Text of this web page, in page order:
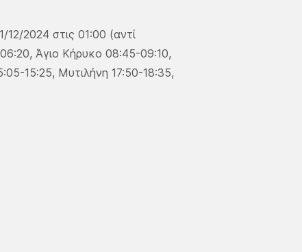
12/2024 στις 01:00 (αντί
Άγιο Κήρυκο 08:45-09:10,
15:25, Μυτιλήνη 17:50-18:35,